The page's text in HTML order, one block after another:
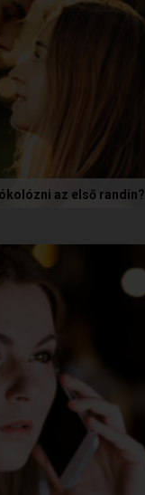
az első randin?
nem...